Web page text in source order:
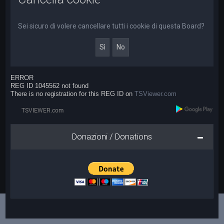
Sei sicuro di volere cancellare tutti i cookie di questa Board?
ERROR
REG ID 1045562 not found
There is no registration for this REG ID onTSViewer.com
Donazioni / Donations